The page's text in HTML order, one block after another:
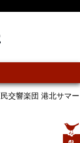
交響楽団 港北サマー